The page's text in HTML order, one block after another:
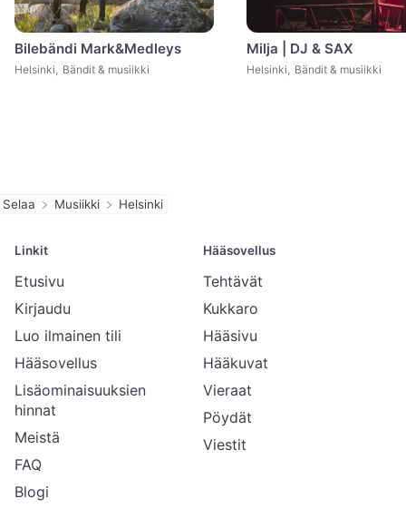
Bilebändi Mark&Medleys
Helsinki Bändit & musiikki
Milja | DJ & SAX
Helsinki Bändit & musiikki
Selaa Musiikki Helsinki
Linkit
Etusivu
Kirjaudu
Luo ilmainen tili
Hääsovellus
Lisäominaisuuksien
hinnat
Meistä
FAQ
Blogi
Hääsovellus
Tehtävät
Kukkaro
Hääsivu
Hääkuvat
Vieraat
Pöydät
Viestit